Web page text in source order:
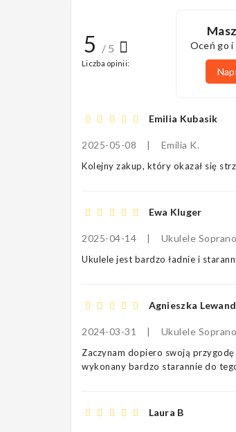
5 / 5
Liczba opinii:
Oceń go i
Emilia Kubasik
2025-05-08 Emilia K.
Kolejny zakup, który okazał się
Ewa Kluger
2025-04-14 Ukulele
Ukulele jest bardzo ładnie i
Agnieszka
2024-03-31 Ukulele
Zaczynam dopiero swoją
wykonany bardzo starannie do
Laura B